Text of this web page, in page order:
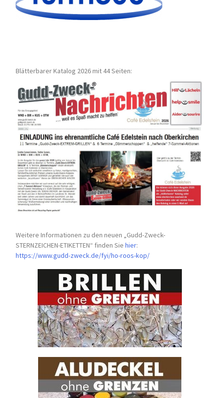
Blätterbarer Katalog 2026 mit 44 Seiten:
Weitere Informationen zu den neuen „Gudd-Zweck-
STERNZEICHEN-ETIKETTEN“ finden Siehier:
https://www.gudd-zweck.de/fyi/ho-roos-kop/